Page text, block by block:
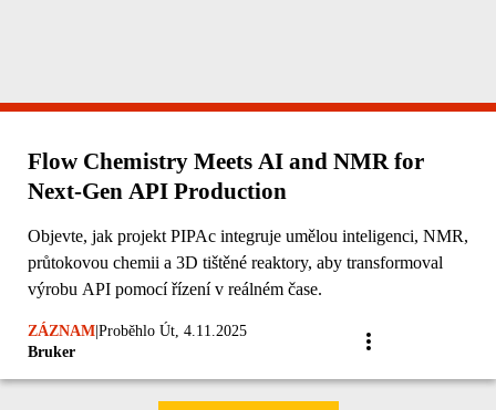
Flow Chemistry Meets AI and NMR for
Next-Gen API Production
Objevte, jak projekt PIPAc integruje umělou inteligenci, NMR,
průtokovou chemii a 3D tištěné reaktory, aby transformoval
výrobu API pomocí řízení v reálném čase.
ZÁZNAM Proběhlo Út, 4.11.2025
Bruker